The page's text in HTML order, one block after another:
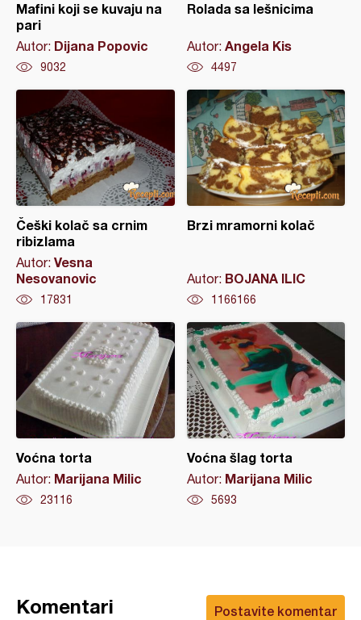
Mafini koji se kuvaju na
pari
Autor: Dijana Popovic
9032
Rolada sa lešnicima
Autor: Angela Kis
4497
Češki kolač sa crnim
ribizlama
Autor: Vesna
Nesovanovic
17831
Brzi mramorni kolač
Autor: BOJANA ILIC
1166166
Voćna torta
Autor: Marijana Milic
23116
Voćna šlag torta
Autor: Marijana Milic
5693
Postavite komentar
Komentari